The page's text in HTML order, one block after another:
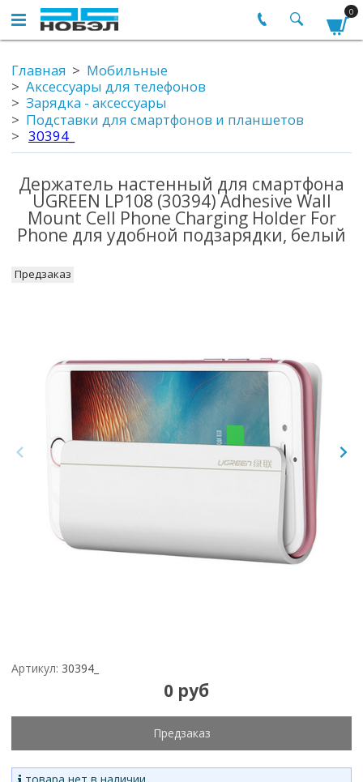
0
Главная
Мобильные
Аксессуары для телефонов
Зарядка - аксессуары
Подставки для смартфонов и планшетов
30394_
Держатель настенный для смартфона
UGREEN LP108 (30394) Adhesive Wall
Mount Cell Phone Charging Holder For
Phone для удобной подзарядки, белый
Предзаказ
Артикул: 30394_
0 руб
Предзаказ